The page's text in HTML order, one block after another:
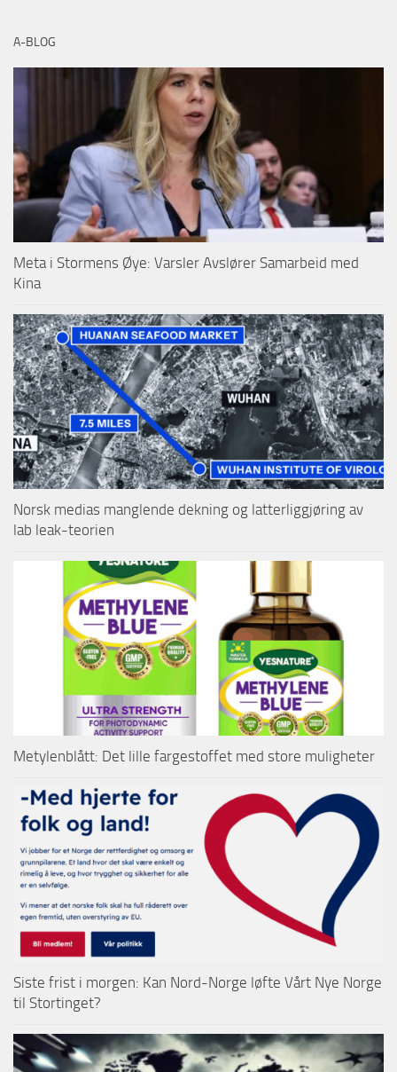
A-BLOG
Meta i Stormens Øye: Varsler Avslører Samarbeid med
Kina
Norsk medias manglende dekning og latterliggjøring av
lab leak-teorien
Metylenblått: Det lille fargestoffet med store muligheter
Siste frist i morgen: Kan Nord-Norge løfte Vårt Nye Norge
til Stortinget?